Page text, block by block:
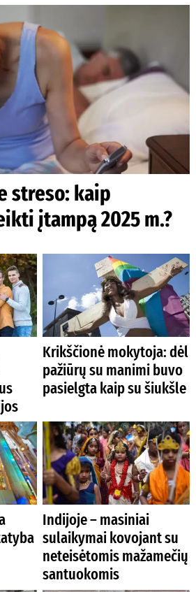
streso: kaip
įtampą 2025 m.?
Krikščionė mokytoja: dėl
pažiūrų su manimi buvo
pasielgta kaip su šiukšle
Indijoje – masiniai
sulaikymai kovojant su
neteisėtomis mažamečių
santuokomis